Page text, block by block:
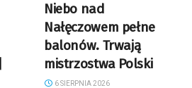
Niebo nad
Nałęczowem pełne
balonów. Trwają
mistrzostwa Polski
6 SIERPNIA 2026